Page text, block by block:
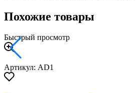
Похожие товары
Быстрый просмотр
Артикул: AD1